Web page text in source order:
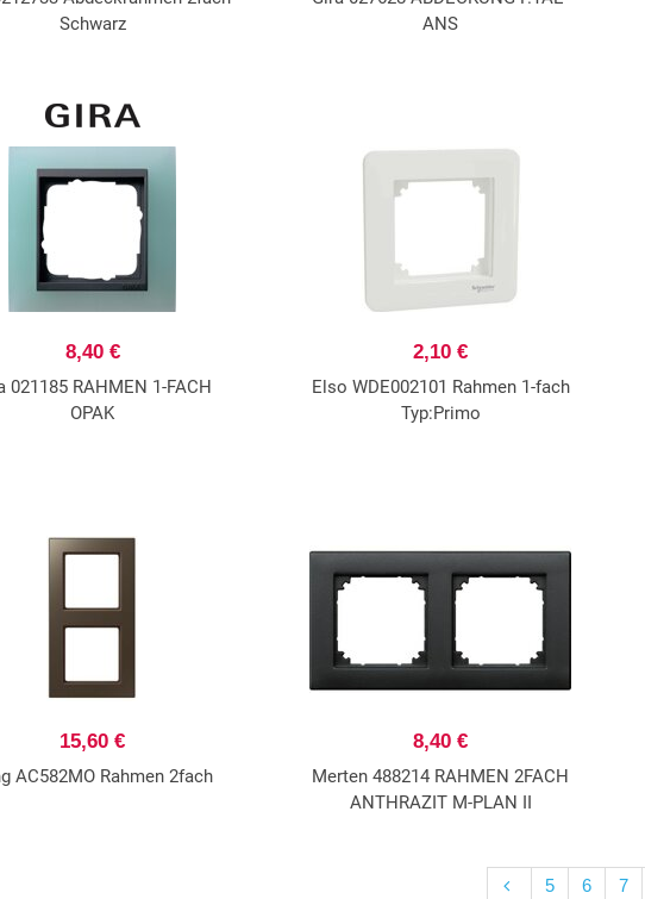
Schwarz
ANS
8,40 €
021185 RAHMEN 1-FACH
OPAK
2,10 €
Elso WDE002101 Rahmen 1-fach
Typ:Primo
15,60 €
AC582MO Rahmen 2fach
8,40 €
Merten 488214 RAHMEN 2FACH
ANTHRAZIT M-PLAN II
5 6 7